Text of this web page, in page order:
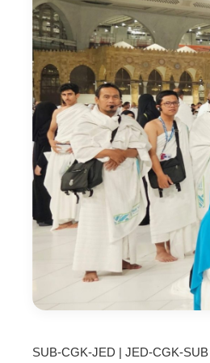
SUB-CGK-JED | JED-CGK-